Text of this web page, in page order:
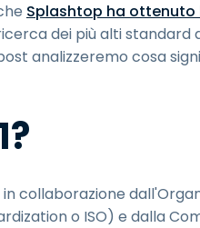
Splashtop ha ottenuto
dei più alti standard
analizzeremo cosa
in collaborazione
o ISO) e dalla